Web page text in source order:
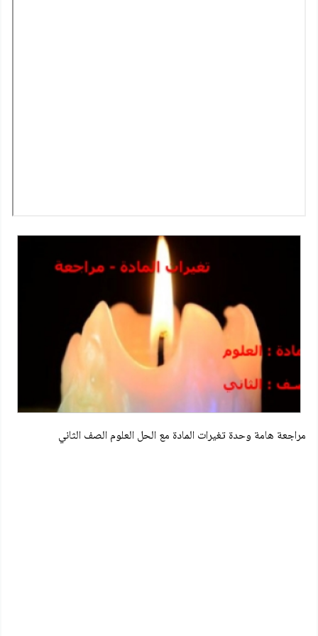
مراجعة هامة وحدة تغيرات المادة مع الحل العلوم الصف الثاني